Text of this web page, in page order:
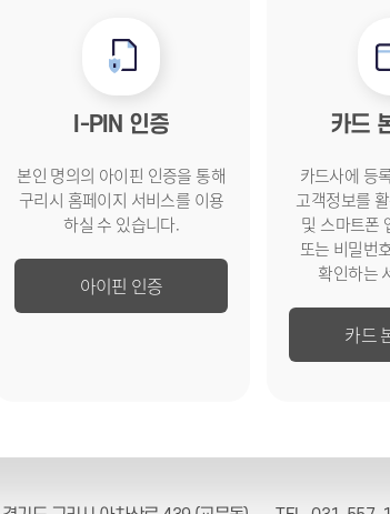
I-PIN 인증
본인 명의의 아이핀 인증을 통해
구리시 홈페이지 서비스를 이용
하실 수 있습니다.
아이핀 인증
카드
카드사에 등
고객정보를
및 스마트폰
또는 비밀번
확인하는
카드